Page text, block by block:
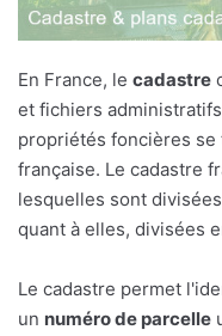
En France, le cadastre
et fichiers
propriétés foncières se
française. Le cadastre
lesquelles sont
quant à elles, divisées
Le cadastre permet
un numéro de parcelle